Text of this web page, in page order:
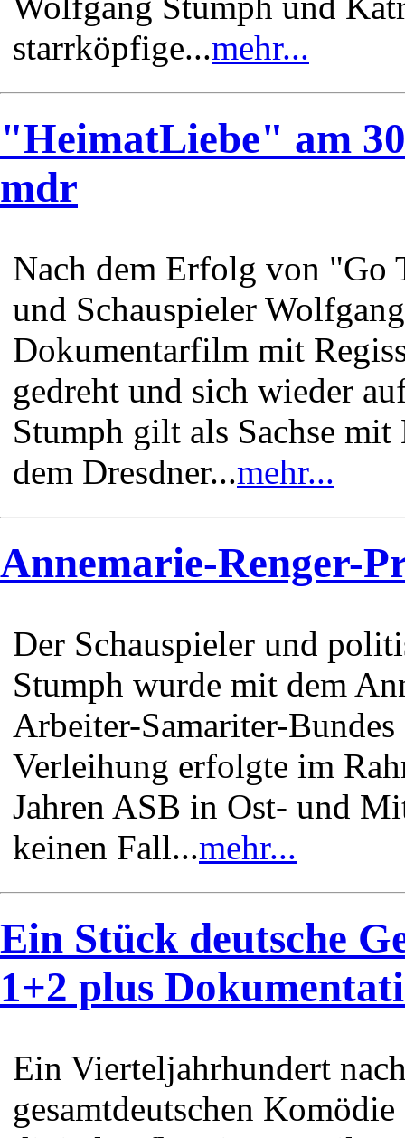
starrköpfige...mehr...
"HeimatLiebe" am
mdr
Nach dem Erfolg von "Go
und Schauspieler
Dokumentarfilm mit
gedreht und sich wieder
Stumph gilt als Sachse
dem Dresdner...mehr...
Annemarie-Renger-
Der Schauspieler und
Stumph wurde mit dem
Arbeiter-Samariter-
Verleihung erfolgte im
Jahren ASB in Ost- und
keinen Fall...mehr...
Ein Stück deutsche
1+2 plus
Ein Vierteljahrhundert
gesamtdeutschen